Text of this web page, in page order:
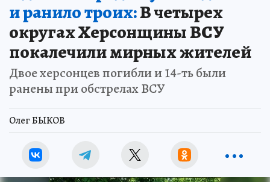
и ранило троих:В четырех
округах Херсонщины ВСУ
покалечили мирных жителей
Двое херсонцев погибли и 14-ть были
ранены при обстрелах ВСУ
Олег БЫКОВ